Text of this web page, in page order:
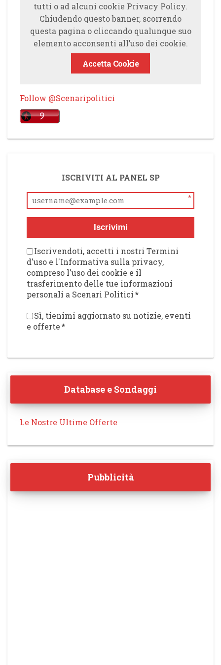
tutti o ad alcuni cookie Privacy Policy.
Chiudendo questo banner, scorrendo
questa pagina o cliccando qualunque suo
elemento acconsenti all’uso dei cookie.
Accetta Cookie
Follow @Scenaripolitici
ISCRIVITI AL PANEL SP
*
Iscrivimi
Iscrivendoti, accetti i nostri Termini
d'uso e l'Informativa sulla privacy,
compreso l'uso dei cookie e il
trasferimento delle tue informazioni
personali a Scenari Politici*
Sì, tienimi aggiornato su notizie, eventi
e offerte*
Database e Sondaggi
Le Nostre Ultime Offerte
Pubblicità